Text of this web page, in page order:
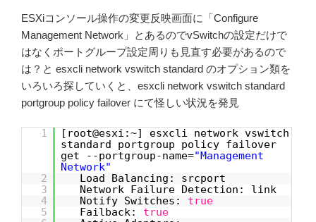
ESXiコンソール操作の変更反映画面に「Configure
Management Network」とあるのでvSwitchの設定だけで
はなくポートグループ設定周りも見直す必要があるので
は？と esxcli network vswitch standard のオプション類を
いろいろ探していくと、esxcli network vswitch standard
portgroup policy failover にて怪しい状況を発見
1
[root@esxi:~] esxcli network vswitch
standard portgroup policy failover
get --portgroup-name="Management
Network"
2
Load Balancing: srcport
3
Network Failure Detection: link
4
Notify Switches: true
5
Failback: true